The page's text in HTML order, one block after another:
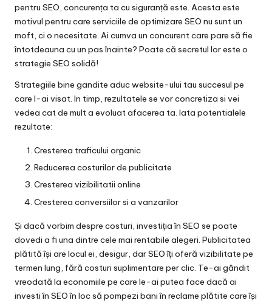
pentru SEO, concurența ta cu siguranță este. Acesta este
motivul pentru care serviciile de optimizare SEO nu sunt un
moft, ci o necesitate. Ai cumva un concurent care pare să fie
întotdeauna cu un pas înainte? Poate că secretul lor este o
strategie SEO solidă!
Strategiile bine gandite aduc website-ului tau succesul pe
care l-ai visat. In timp, rezultatele se vor concretiza si vei
vedea cat de mult a evoluat afacerea ta. Iata potentialele
rezultate:
Cresterea traficului organic
Reducerea costurilor de publicitate
Cresterea vizibilitatii online
Cresterea conversiilor si a vanzarilor
Și dacă vorbim despre costuri, investiția în SEO se poate
dovedi a fi una dintre cele mai rentabile alegeri. Publicitatea
plătită își are locul ei, desigur, dar SEO îți oferă vizibilitate pe
termen lung, fără costuri suplimentare per clic. Te-ai gândit
vreodată la economiile pe care le-ai putea face dacă ai
investi în SEO în loc să pompezi bani în reclame plătite care își